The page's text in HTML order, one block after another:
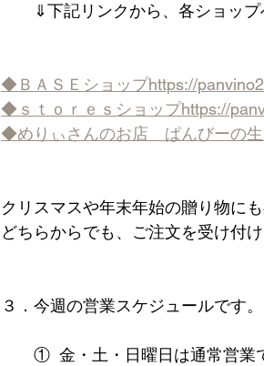
⇓下記リンクから、各ショップ
◆ＢＡＳＥショップhttps://
◆ｓｔｏｒｅｓショップhttps://
◆めりぃさんのお店　ぱんびーの生
クリスマスや年末年始の贈り物に
どちらからでも、ご注文を受け付
３．今週の営業スケジュールです。
①  金・土・日曜日は通常営業で